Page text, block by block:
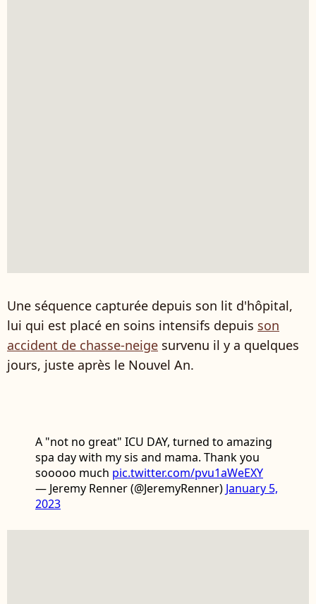
Une séquence capturée depuis son lit d'hôpital,
lui qui est placé en soins intensifs depuis son
accident de chasse-neige survenu il y a quelques
jours, juste après le Nouvel An.
A "not no great" ICU DAY, turned to amazing
spa day with my sis and mama. Thank you
sooooo much pic.twitter.com/pvu1aWeEXY
— Jeremy Renner (@JeremyRenner) January 5,
2023